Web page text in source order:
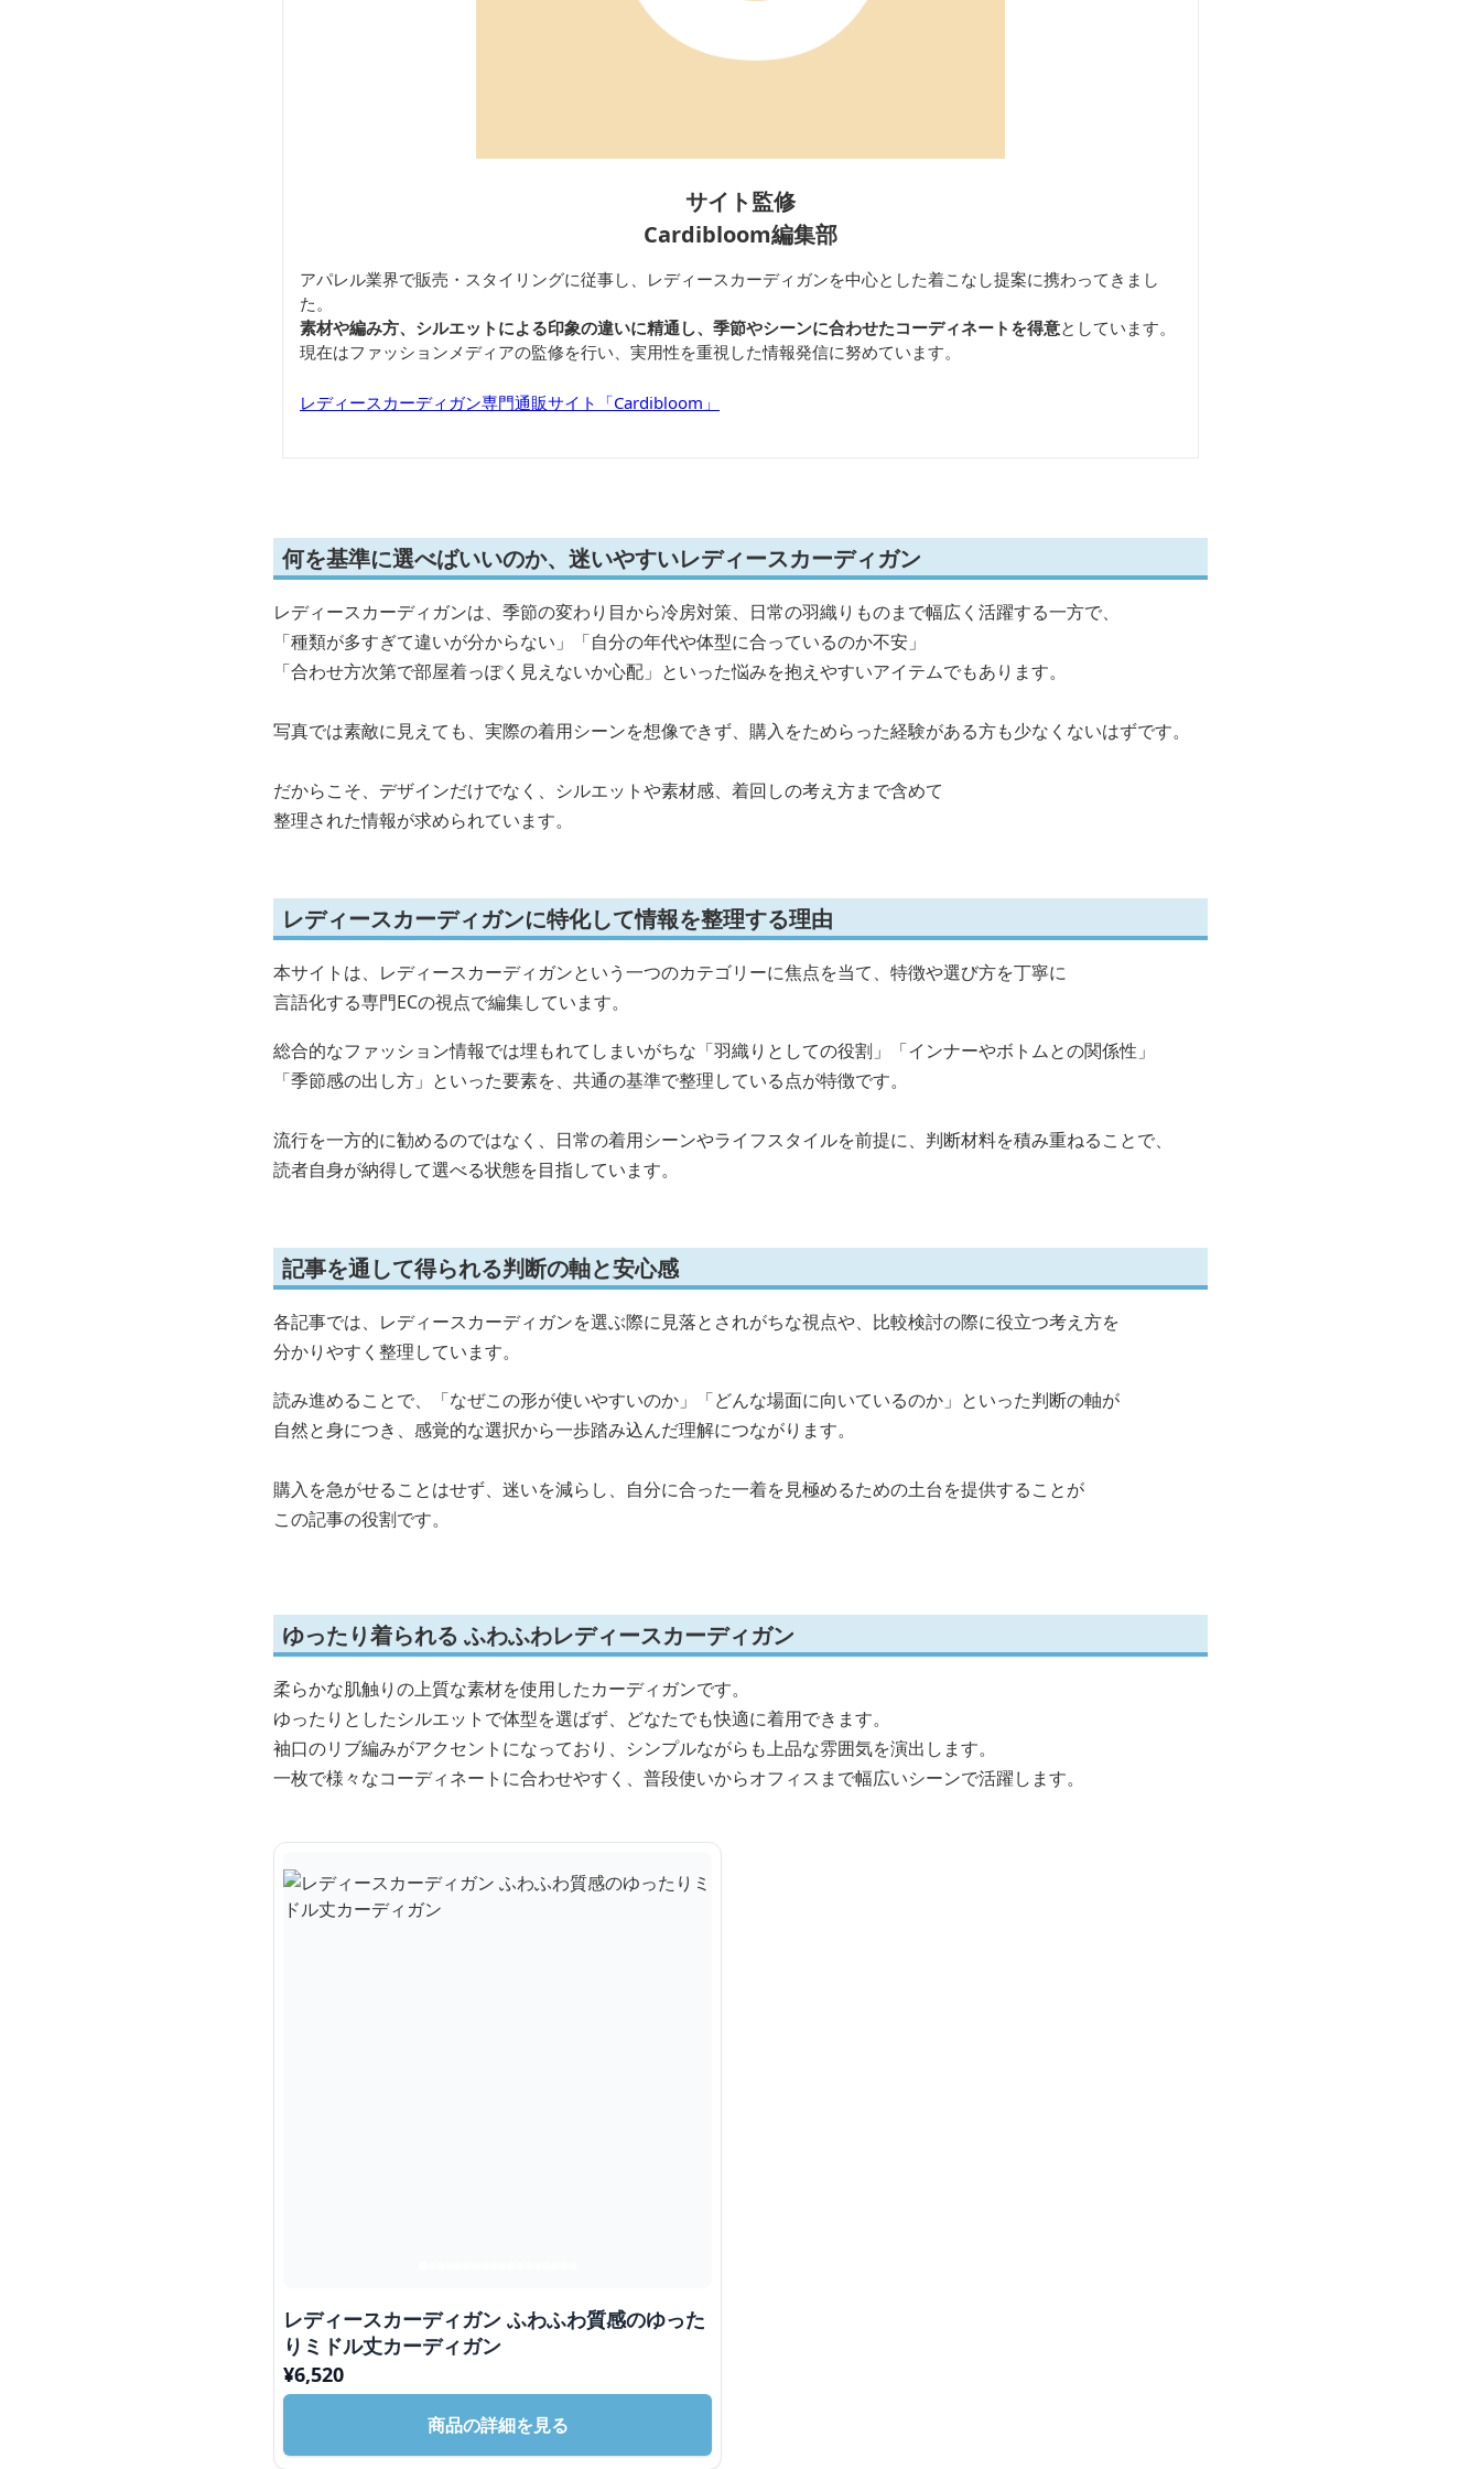
サイト監修
Cardibloom編集部
アパレル業界で販売・スタイリングに従事し、レディースカーディガンを中心とした着こなし提案に携わってきまし
た。
素材や編み方、シルエットによる印象の違いに精通し、季節やシーンに合わせたコーディネートを得意としています。
現在はファッションメディアの監修を行い、実用性を重視した情報発信に努めています。
レディースカーディガン専門通販サイト「Cardibloom」
何を基準に選べばいいのか、迷いやすいレディースカーディガン
レディースカーディガンは、季節の変わり目から冷房対策、日常の羽織りものまで幅広く活躍する一方で、
「種類が多すぎて違いが分からない」「自分の年代や体型に合っているのか不安」
「合わせ方次第で部屋着っぽく見えないか心配」といった悩みを抱えやすいアイテムでもあります。
写真では素敵に見えても、実際の着用シーンを想像できず、購入をためらった経験がある方も少なくないはずです。
だからこそ、デザインだけでなく、シルエットや素材感、着回しの考え方まで含めて
整理された情報が求められています。
レディースカーディガンに特化して情報を整理する理由
本サイトは、レディースカーディガンという一つのカテゴリーに焦点を当て、特徴や選び方を丁寧に
言語化する専門ECの視点で編集しています。
総合的なファッション情報では埋もれてしまいがちな「羽織りとしての役割」「インナーやボトムとの関係性」
「季節感の出し方」といった要素を、共通の基準で整理している点が特徴です。
流行を一方的に勧めるのではなく、日常の着用シーンやライフスタイルを前提に、判断材料を積み重ねることで、
読者自身が納得して選べる状態を目指しています。
記事を通して得られる判断の軸と安心感
各記事では、レディースカーディガンを選ぶ際に見落とされがちな視点や、比較検討の際に役立つ考え方を
分かりやすく整理しています。
読み進めることで、「なぜこの形が使いやすいのか」「どんな場面に向いているのか」といった判断の軸が
自然と身につき、感覚的な選択から一歩踏み込んだ理解につながります。
購入を急がせることはせず、迷いを減らし、自分に合った一着を見極めるための土台を提供することが
この記事の役割です。
ゆったり着られる ふわふわレディースカーディガン
柔らかな肌触りの上質な素材を使用したカーディガンです。
ゆったりとしたシルエットで体型を選ばず、どなたでも快適に着用できます。
袖口のリブ編みがアクセントになっており、シンプルながらも上品な雰囲気を演出します。
一枚で様々なコーディネートに合わせやすく、普段使いからオフィスまで幅広いシーンで活躍します。
レディースカーディガン ふわふわ質感のゆった
りミドル丈カーディガン
¥6,520
商品の詳細を見る